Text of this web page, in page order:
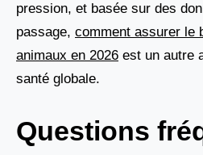
pression, et basée sur des
passage, comment assurer le
animaux en 2026 est un autre
santé globale.
Questions